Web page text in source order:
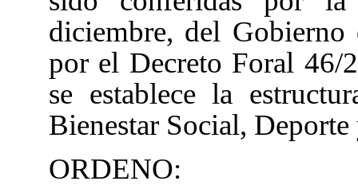
diciembre, del
por el Decreto Foral 46/
se establece la
Bienestar Social,
ORDENO: